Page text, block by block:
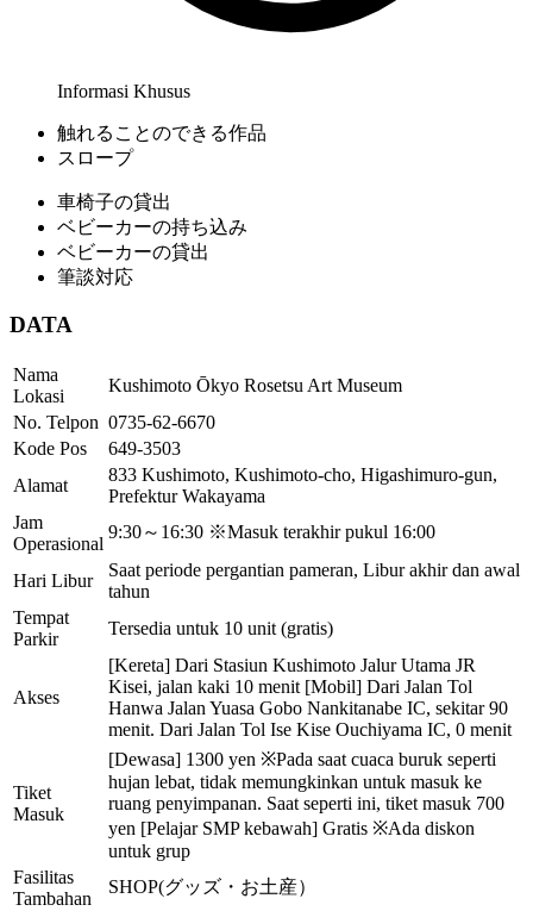
Informasi Khusus
触れることのできる作品
スロープ
車椅子の貸出
ベビーカーの持ち込み
ベビーカーの貸出
筆談対応
DATA
Nama
Lokasi
Kushimoto Ōkyo Rosetsu Art Museum
No. Telpon 0735-62-6670
Kode Pos
649-3503
Alamat
833 Kushimoto, Kushimoto-cho, Higashimuro-gun,
Prefektur Wakayama
Jam
Operasional
9:30～16:30 ※Masuk terakhir pukul 16:00
Hari Libur
Saat periode pergantian pameran, Libur akhir dan awal
tahun
Tempat
Parkir
Tersedia untuk 10 unit (gratis)
Akses
[Kereta] Dari Stasiun Kushimoto Jalur Utama JR
Kisei, jalan kaki 10 menit [Mobil] Dari Jalan Tol
Hanwa Jalan Yuasa Gobo Nankitanabe IC, sekitar 90
menit. Dari Jalan Tol Ise Kise Ouchiyama IC, 0 menit
Tiket
Masuk
[Dewasa] 1300 yen ※Pada saat cuaca buruk seperti
hujan lebat, tidak memungkinkan untuk masuk ke
ruang penyimpanan. Saat seperti ini, tiket masuk 700
yen [Pelajar SMP kebawah] Gratis ※Ada diskon
untuk grup
Fasilitas
Tambahan
SHOP(グッズ・お土産）